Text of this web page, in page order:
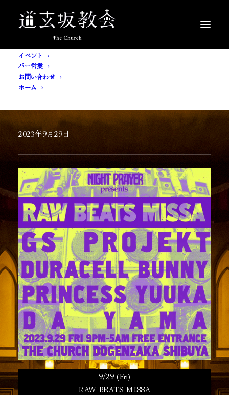
イベント
バー営業
お問い合わせ
ホーム
[ 入場無料 ] RAW BEATS MISSA
2023年9月29日
9/29 (Fri)
RAW BEATS MISSA